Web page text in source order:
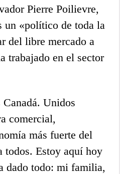
Pierre Poilievre,
un «político de toda la
del libre mercado a
trabajado en el sector
Unidos
comercial,
más fuerte del
todos. Estoy aquí hoy
dado todo: mi familia,